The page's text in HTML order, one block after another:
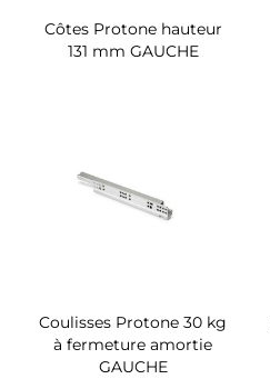
Côtes Protone hauteur
131 mm GAUCHE
Coulisses Protone 30 kg
à fermeture amortie
GAUCHE